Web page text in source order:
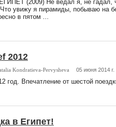
(2009) Не ведал я, не гадал,
увижу я пирамиды, побываю на
в пятом ...
2012
Kondratieva-Pervysheva 05 июня 2014 г.
год. Впечатление от шестой
в Египет!